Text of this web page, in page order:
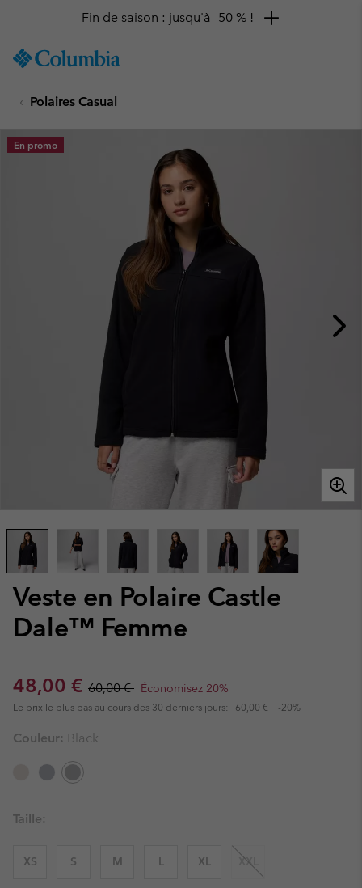
TO
SKIP
MAIN
NAV
Fin de saison : jusqu'à -50 % !
Polaires Casual
Veste en Polaire Castle
Dale™ Femme
Sale price:
48,00 € Regular price:
60,00 € Économisez 20%
Le prix le plus bas au cours des 30 derniers jours: 60,00 € -20%
En promo
Couleur: Black
Taille:
XS S M L XL XXL